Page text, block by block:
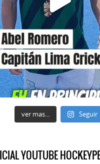
ver mas... Seguir
YOUTUBE